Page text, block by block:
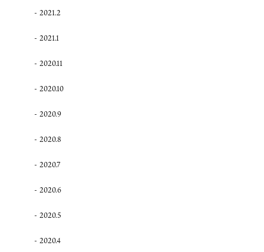
2021.2
2021.1
2020.11
2020.10
2020.9
2020.8
2020.7
2020.6
2020.5
2020.4